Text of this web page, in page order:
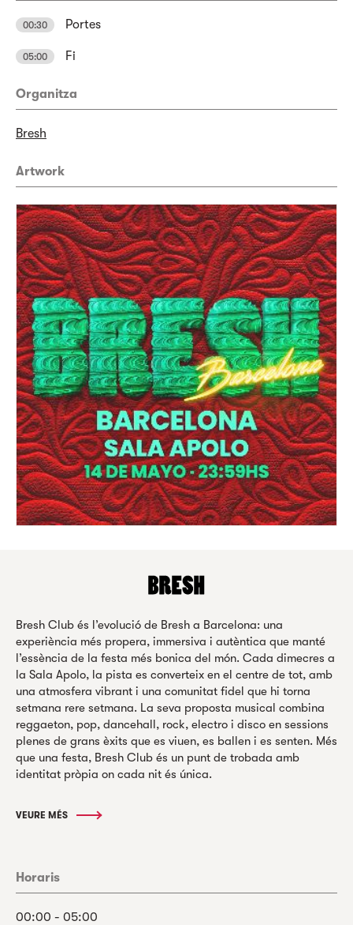
00:30 Portes
05:00 Fi
Organitza
Bresh
Artwork
Bresh Club és l’evolució de Bresh a Barcelona: una
experiència més propera, immersiva i autèntica que manté
l’essència de la festa més bonica del món. Cada dimecres a
la Sala Apolo, la pista es converteix en el centre de tot, amb
una atmosfera vibrant i una comunitat fidel que hi torna
setmana rere setmana. La seva proposta musical combina
reggaeton, pop, dancehall, rock, electro i disco en sessions
plenes de grans èxits que es viuen, es ballen i es senten. Més
que una festa, Bresh Club és un punt de trobada amb
identitat pròpia on cada nit és única.
VEURE MÉS
Horaris
00:00 - 05:00